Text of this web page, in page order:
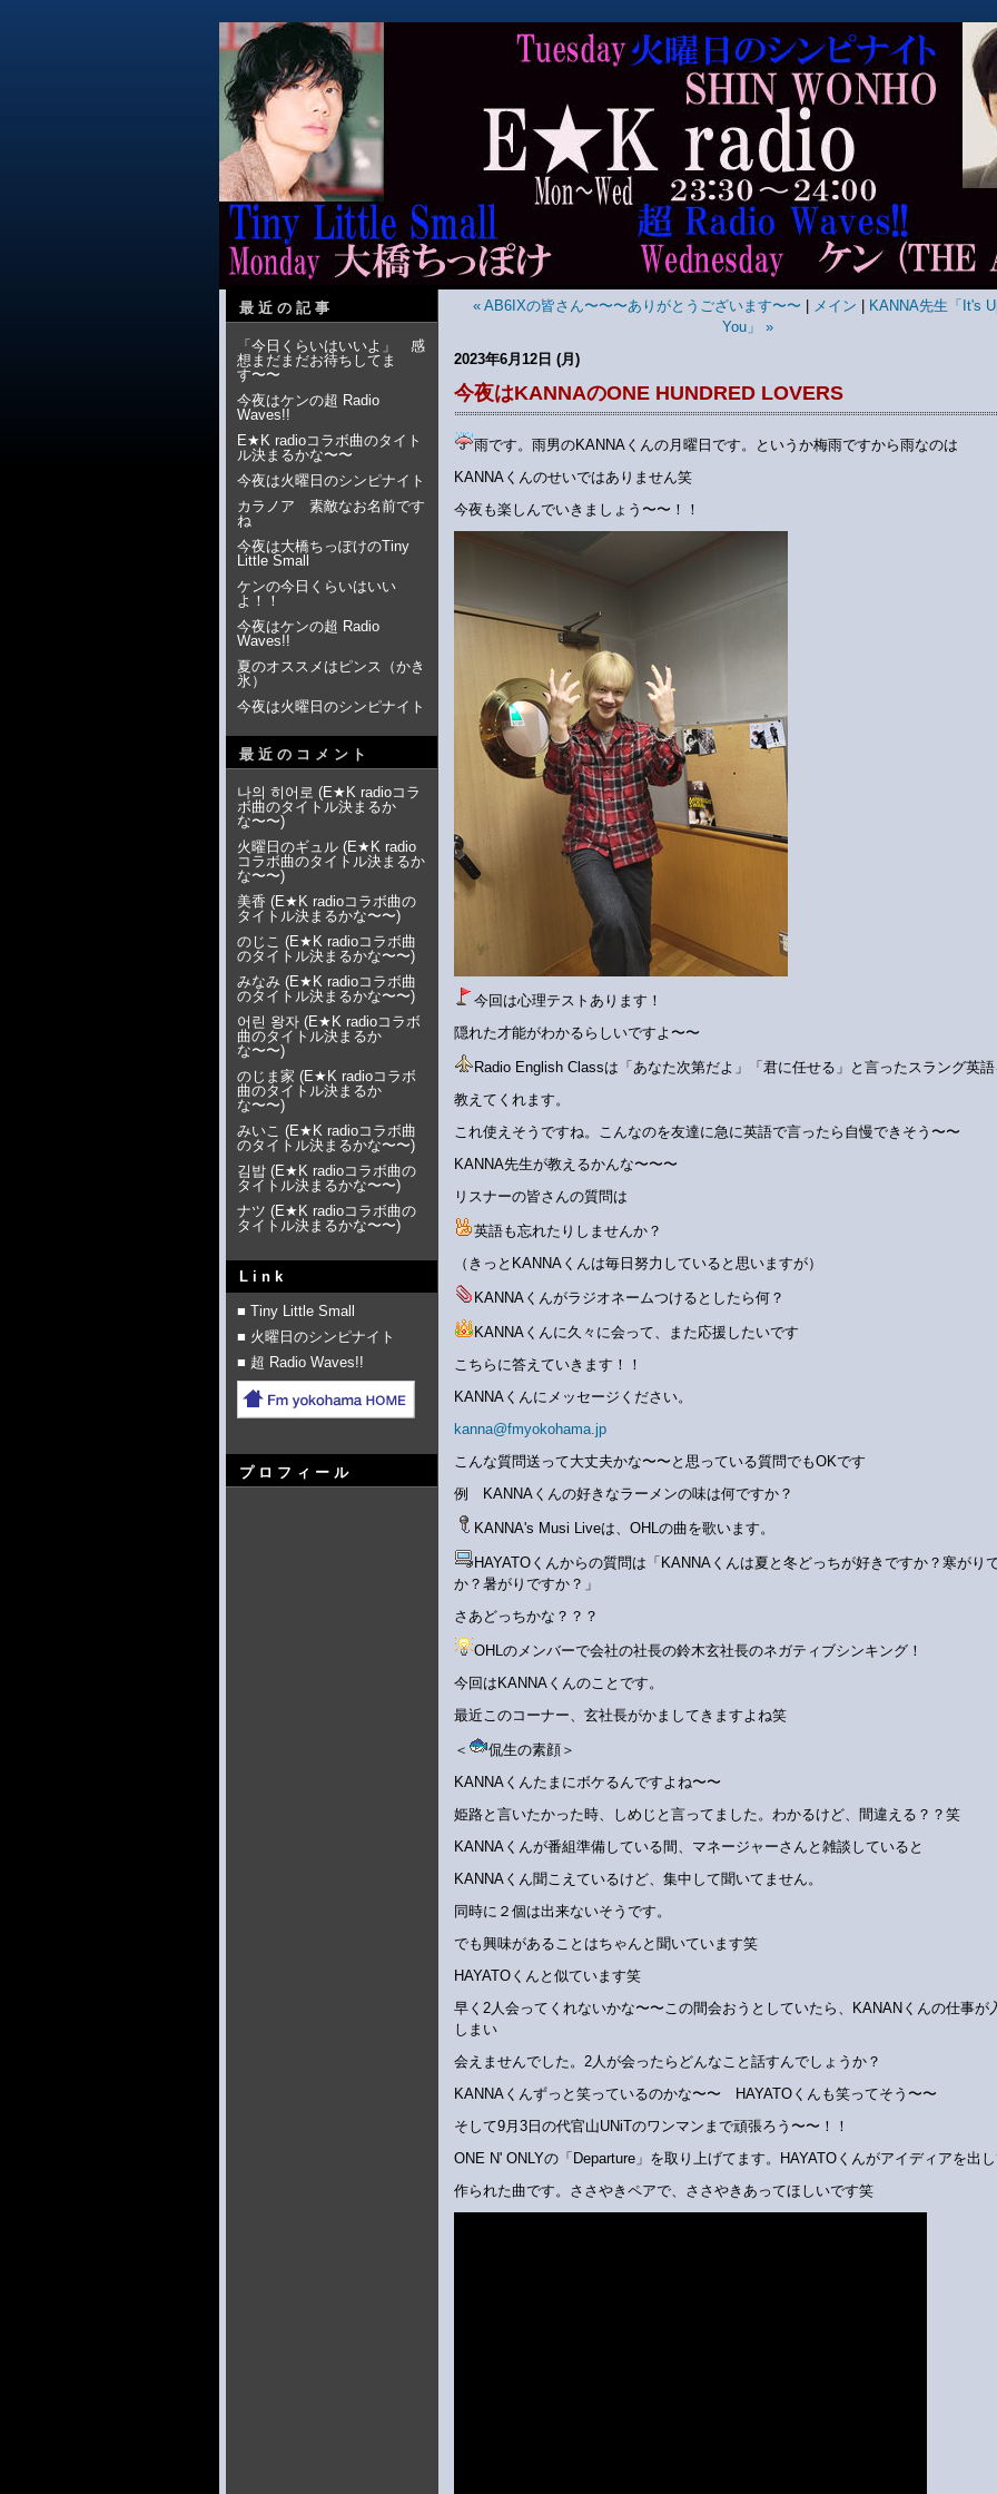
最近の記事
「今日くらいはいいよ」 感
想まだまだお待ちしてま
す〜〜
今夜はケンの超 Radio
Waves!!
E★K radioコラボ曲のタイト
ル決まるかな〜〜
今夜は火曜日のシンピナイト
カラノア 素敵なお名前です
ね
今夜は大橋ちっぽけのTiny
Little Small
ケンの今日くらいはいい
よ！！
今夜はケンの超 Radio
Waves!!
夏のオススメはピンス（かき
氷）
今夜は火曜日のシンピナイト
最近のコメント
나의 히어로 (E★K radioコラ
ボ曲のタイトル決まるか
な〜〜)
火曜日のギュル (E★K radio
コラボ曲のタイトル決まるか
な〜〜)
美香 (E★K radioコラボ曲の
タイトル決まるかな〜〜)
のじこ (E★K radioコラボ曲
のタイトル決まるかな〜〜)
みなみ (E★K radioコラボ曲
のタイトル決まるかな〜〜)
어린 왕자 (E★K radioコラボ
曲のタイトル決まるか
な〜〜)
のじま家 (E★K radioコラボ
曲のタイトル決まるか
な〜〜)
みいこ (E★K radioコラボ曲
のタイトル決まるかな〜〜)
김밥 (E★K radioコラボ曲の
タイトル決まるかな〜〜)
ナツ (E★K radioコラボ曲の
タイトル決まるかな〜〜)
Link
■ Tiny Little Small
■ 火曜日のシンピナイト
■ 超 Radio Waves!!
プロフィール
« AB6IXの皆さん〜〜〜ありがとうございます〜〜 メイン
KANNA先生「It's
You」 »
2023年6月12日 (月)
今夜はKANNAのONE HUNDRED LOVERS
雨です。雨男のKANNAくんの月曜日です。というか梅雨ですから雨なのは
KANNAくんのせいではありません笑
今夜も楽しんでいきましょう〜〜！！
今回は心理テストあります！
隠れた才能がわかるらしいですよ〜〜
Radio English Classは「あなた次第だよ」「君に任せる」と言ったスラング英
教えてくれます。
これ使えそうですね。こんなのを友達に急に英語で言ったら自慢できそう〜〜
KANNA先生が教えるかんな〜〜〜
リスナーの皆さんの質問は
英語も忘れたりしませんか？
（きっとKANNAくんは毎日努力していると思いますが）
KANNAくんがラジオネームつけるとしたら何？
KANNAくんに久々に会って、また応援したいです
こちらに答えていきます！！
KANNAくんにメッセージください。
kanna@fmyokohama.jp
こんな質問送って大丈夫かな〜〜と思っている質問でもOKです
例 KANNAくんの好きなラーメンの味は何ですか？
KANNA's Musi Liveは、OHLの曲を歌います。
HAYATOくんからの質問は「KANNAくんは夏と冬どっちが好きですか？寒がり
か？暑がりですか？」
さあどっちかな？？？
OHLのメンバーで会社の社長の鈴木玄社長のネガティブシンキング！
今回はKANNAくんのことです。
最近このコーナー、玄社長がかましてきますよね笑
＜
侃生の素顔＞
KANNAくんたまにボケるんですよね〜〜
姫路と言いたかった時、しめじと言ってました。わかるけど、間違える？？笑
KANNAくんが番組準備している間、マネージャーさんと雑談していると
KANNAくん聞こえているけど、集中して聞いてません。
同時に２個は出来ないそうです。
でも興味があることはちゃんと聞いています笑
HAYATOくんと似ています笑
早く2人会ってくれないかな〜〜この間会おうとしていたら、KANANくんの仕事が
しまい
会えませんでした。2人が会ったらどんなこと話すんでしょうか？
KANNAくんずっと笑っているのかな〜〜 HAYATOくんも笑ってそう〜〜
そして9月3日の代官山UNiTのワンマンまで頑張ろう〜〜！！
ONE N' ONLYの「Departure」を取り上げてます。HAYATOくんがアイディアを出
作られた曲です。ささやきペアで、ささやきあってほしいです笑